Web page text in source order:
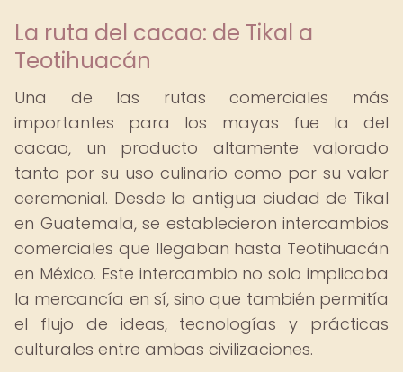
La ruta del cacao: de Tikal a
Teotihuacán
Una de las rutas comerciales más
importantes para los mayas fue la del
cacao, un producto altamente valorado
tanto por su uso culinario como por su valor
ceremonial. Desde la antigua ciudad de Tikal
en Guatemala, se establecieron intercambios
comerciales que llegaban hasta Teotihuacán
en México. Este intercambio no solo implicaba
la mercancía en sí, sino que también permitía
el flujo de ideas, tecnologías y prácticas
culturales entre ambas civilizaciones.